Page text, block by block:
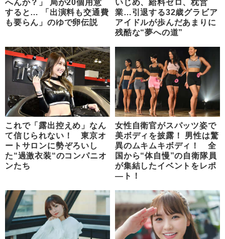
へんか？」 局が20個用意
すると… 「出演料も交通費
も要らん」のゆで卵伝説
いじめ、給料ゼロ、枕営
業…引退する32歳グラビア
アイドルが歩んだあまりに
残酷な“夢への道”
これで「露出控えめ」なん
て信じられない！ 東京オ
ートサロンに勢ぞろいし
た“過激衣装“のコンパニオ
ンたち
女性自衛官がスパッツ姿で
美ボディを披露！ 男性は驚
異のムキムキボディ！ 全
国から“体自慢”の自衛隊員
が集結したイベントをレポ
―ト！